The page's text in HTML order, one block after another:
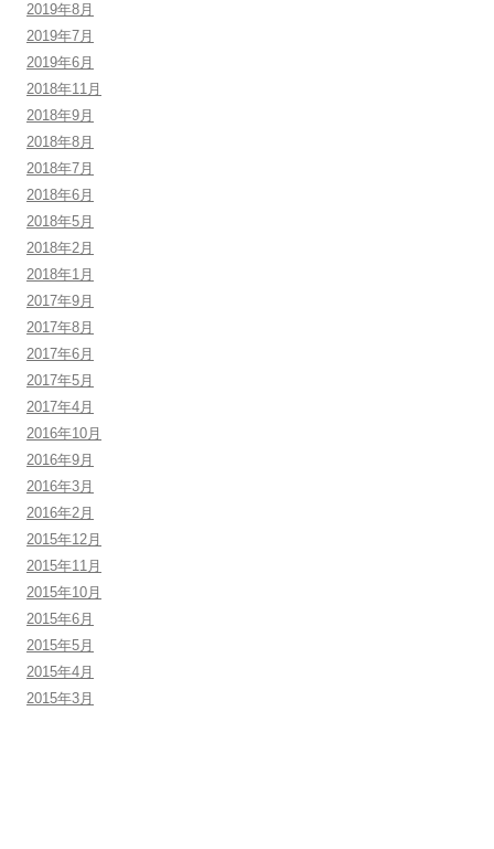
2019年8月
2019年7月
2019年6月
2018年11月
2018年9月
2018年8月
2018年7月
2018年6月
2018年5月
2018年2月
2018年1月
2017年9月
2017年8月
2017年6月
2017年5月
2017年4月
2016年10月
2016年9月
2016年3月
2016年2月
2015年12月
2015年11月
2015年10月
2015年6月
2015年5月
2015年4月
2015年3月